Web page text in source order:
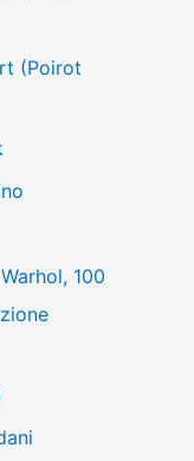
(Poirot
100